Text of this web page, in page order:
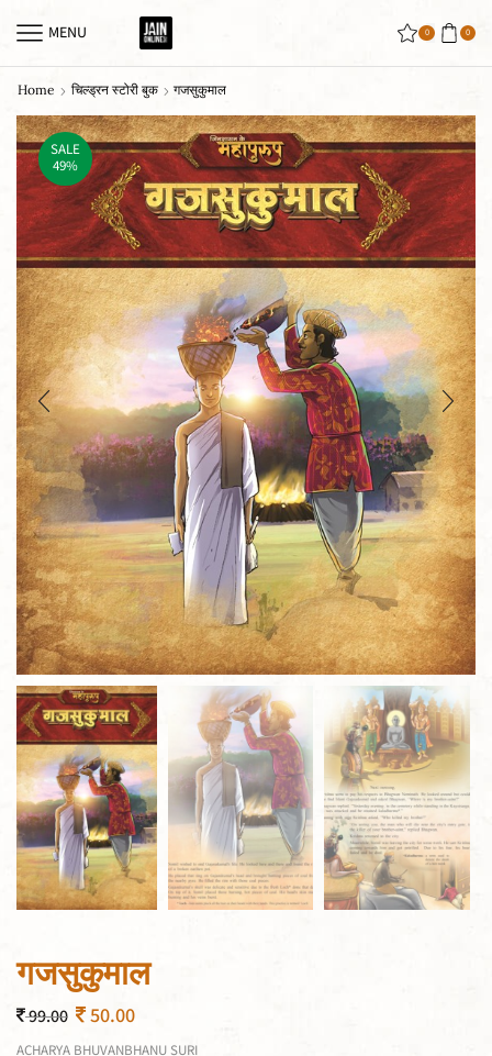
MENU 0 0
Home चिल्ड्रन स्टोरी बुक गजसुकुमाल
SALE
49%
गजसुकुमाल
99.00 50.00
ACHARYA BHUVANBHANU SURI